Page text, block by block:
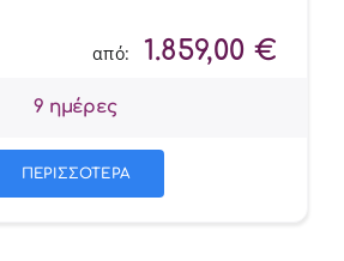
από: 1.859,00 €
9 ημέρες
ΠΕΡΙΣΣΟΤΕΡΑ